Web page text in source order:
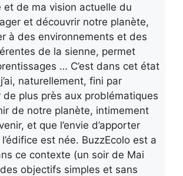
et de ma vision actuelle du
et découvrir notre planète,
à des environnements et des
de la sienne, permet
… C’est dans cet état
naturellement, fini par
de plus près aux problématiques
de notre planète, intimement
et que l’envie d’apporter
est née. BuzzEcolo est a
ce contexte (un soir de Mai
objectifs simples et sans